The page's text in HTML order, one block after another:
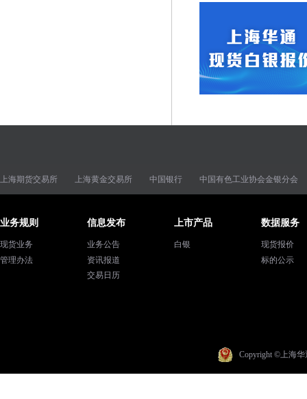
上海期货交易所 上海黄金交易所 中国银行 中国有色工业协会金银分会
业务规则
现货业务
管理办法
信息发布
业务公告
资讯报道
交易日历
上市产品
白银
数据服务
现货报价
标的公示
Copyright ©上海